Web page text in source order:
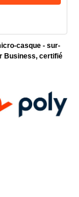
casque - sur-
Business, certifié